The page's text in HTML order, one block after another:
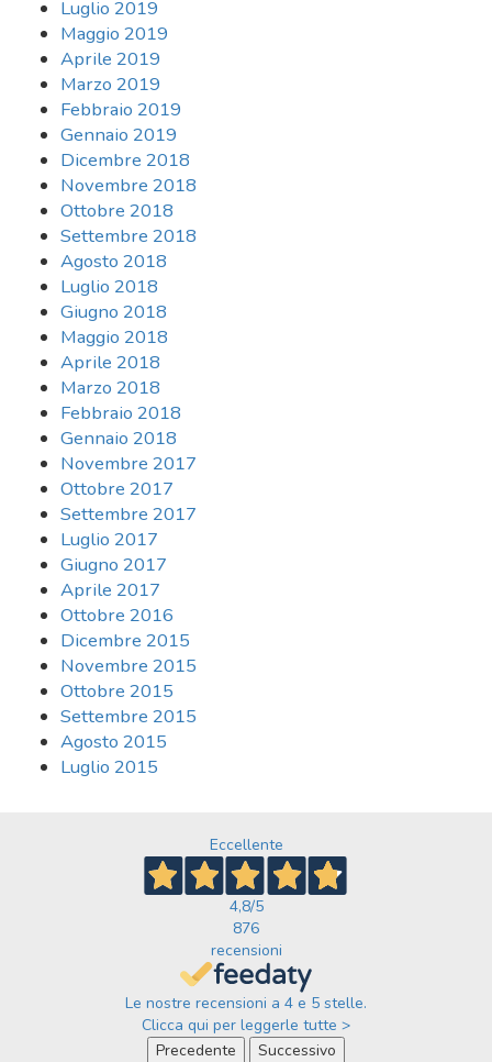
Luglio 2019
Maggio 2019
Aprile 2019
Marzo 2019
Febbraio 2019
Gennaio 2019
Dicembre 2018
Novembre 2018
Ottobre 2018
Settembre 2018
Agosto 2018
Luglio 2018
Giugno 2018
Maggio 2018
Aprile 2018
Marzo 2018
Febbraio 2018
Gennaio 2018
Novembre 2017
Ottobre 2017
Settembre 2017
Luglio 2017
Giugno 2017
Aprile 2017
Ottobre 2016
Dicembre 2015
Novembre 2015
Ottobre 2015
Settembre 2015
Agosto 2015
Luglio 2015
Eccellente
4,8/5
876
recensioni
Le nostre recensioni a 4 e 5 stelle.
Clicca qui per leggerle tutte >
Precedente
Successivo